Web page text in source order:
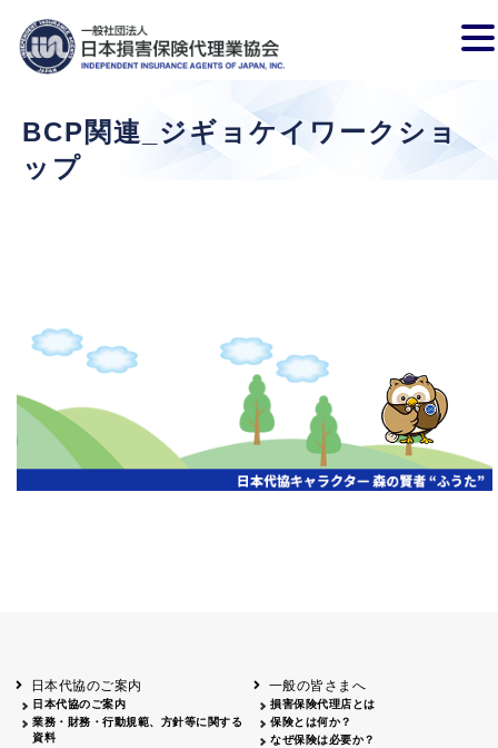
BCP関連_ジギョケイワークショ
ップ
日本代協のご案内
日本代協のご案内
業務・財務・行動規範、方針等に関する
資料
一般の皆さまへ
損害保険代理店とは
保険とは何か？
なぜ保険は必要か？